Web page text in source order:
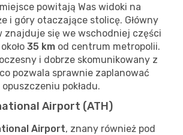
powitają Was widoki na
i góry otaczające stolicę. Główny
znajduje się we wschodniej części
35 km od centrum metropolii.
i dobrze skomunikowany z
pozwala sprawnie zaplanować
pokładu.
Airport (ATH)
Airport, znany również pod